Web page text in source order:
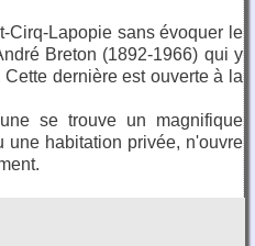
Cirq-Lapopie sans évoquer le
Breton (1892-1966) qui y
dernière est ouverte à la
se trouve un magnifique
une habitation privée, n'ouvre